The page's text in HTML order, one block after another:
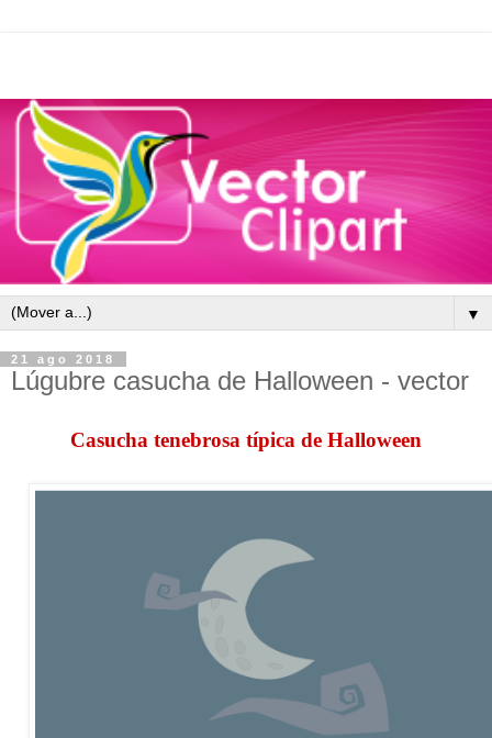
▼
21 ago 2018
Lúgubre casucha de Halloween - vector
Casucha tenebrosa típica de Halloween